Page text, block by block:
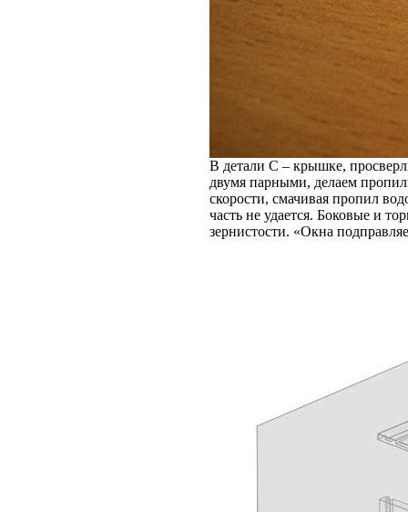
В детали C – крышке,
двумя парными, делаем
скорости, смачивая пропил
часть не удается. Боковые и
зернистости. «Окна